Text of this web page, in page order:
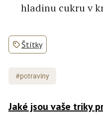
hladinu cukru v
Štítky
#potraviny
Jaké jsou vaše triky